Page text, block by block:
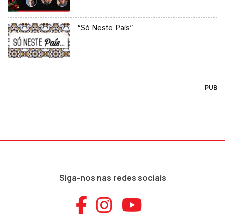
“Só Neste País”
PUB
Siga-nos nas redes sociais
Aceder ao
Aceder ao
Aceder